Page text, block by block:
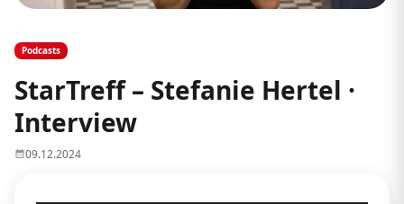
Podcasts
StarTreff – Stefanie Hertel ·
Interview
09.12.2024